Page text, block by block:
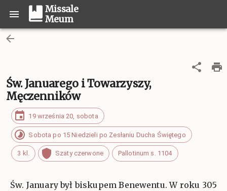
Missale
Meum
Św. Januarego i Towarzyszy,
Męczenników
19 września 20, sobota
Sobota po 15 Niedzieli po Zesłaniu Ducha Świętego
3 kl. Szaty czerwone Pallotinum s. 1104
Św. January był biskupem Benewentu. W roku 305